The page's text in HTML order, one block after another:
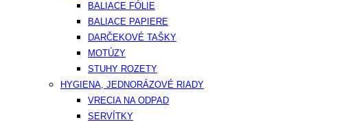
BALIACE FÓLIE
BALIACE PAPIERE
DARČEKOVÉ TAŠKY
MOTÚZY
STUHY ROZETY
HYGIENA, JEDNORÁZOVÉ RIADY
VRECIA NA ODPAD
SERVÍTKY